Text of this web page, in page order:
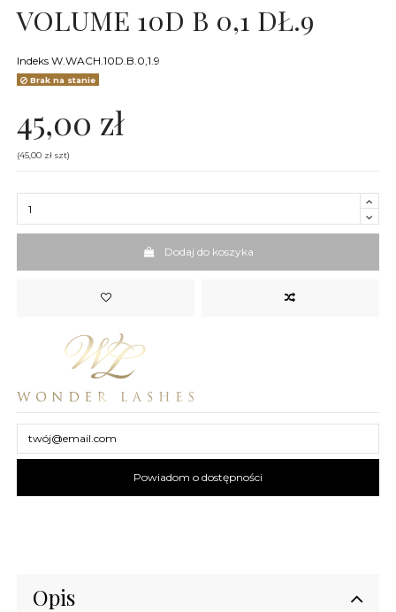
VOLUME 10D B 0,1 DŁ.9
Indeks W.WACH.10D.B.0,1.9
Brak na stanie
45,00 zł
(45,00 zł szt)
Dodaj do koszyka
Opis